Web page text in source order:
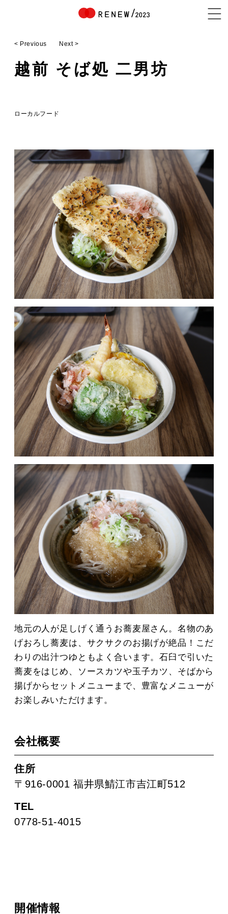
EXHIBITOR
MOVIE
ACCESS / STAY
CONTACT
< Previous Next >
越前 そば処 二男坊
ローカルフード
地元の人が足しげく通うお蕎麦屋さん。名物のあ
げおろし蕎麦は、サクサクのお揚げが絶品！こだ
わりの出汁つゆともよく合います。石臼で引いた
蕎麦をはじめ、ソースカツや玉子カツ、そばから
揚げからセットメニューまで、豊富なメニューが
お楽しみいただけます。
会社概要
住所
〒916-0001 福井県鯖江市吉江町512
TEL
0778-51-4015
開催情報